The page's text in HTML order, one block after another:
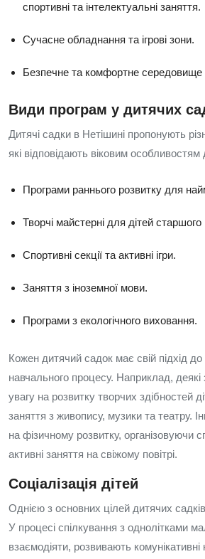
спортивні та інтелектуальні заняття.
Сучасне обладнання та ігрові зони.
Безпечне та комфортне середовище
Види програм у дитячих
Дитячі садки в Нетішині пропонують
які відповідають віковим особливостям
Програми раннього розвитку для
Творчі майстерні для дітей старшого
Спортивні секції та активні ігри.
Заняття з іноземної мови.
Програми з екологічного виховання.
Кожен дитячий садок має свій підхід до
навчального процесу. Наприклад,
увагу на розвитку творчих здібностей
заняття з живопису, музики та театру.
на фізичному розвитку, організовуючи
активні заняття на свіжому повітрі.
Соціалізація дітей
Однією з основних цілей дитячих садків
У процесі спілкування з однолітками
взаємодіяти, розвивають